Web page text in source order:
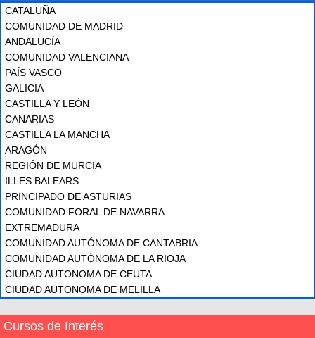
CATALUÑA
COMUNIDAD DE MADRID
ANDALUCÍA
COMUNIDAD VALENCIANA
PAÍS VASCO
GALICIA
CASTILLA Y LEÓN
CANARIAS
CASTILLA LA MANCHA
ARAGÓN
REGIÓN DE MURCIA
ILLES BALEARS
PRINCIPADO DE ASTURIAS
COMUNIDAD FORAL DE NAVARRA
EXTREMADURA
COMUNIDAD AUTÓNOMA DE CANTABRIA
COMUNIDAD AUTÓNOMA DE LA RIOJA
CIUDAD AUTONOMA DE CEUTA
CIUDAD AUTONOMA DE MELILLA
Cursos de Interés